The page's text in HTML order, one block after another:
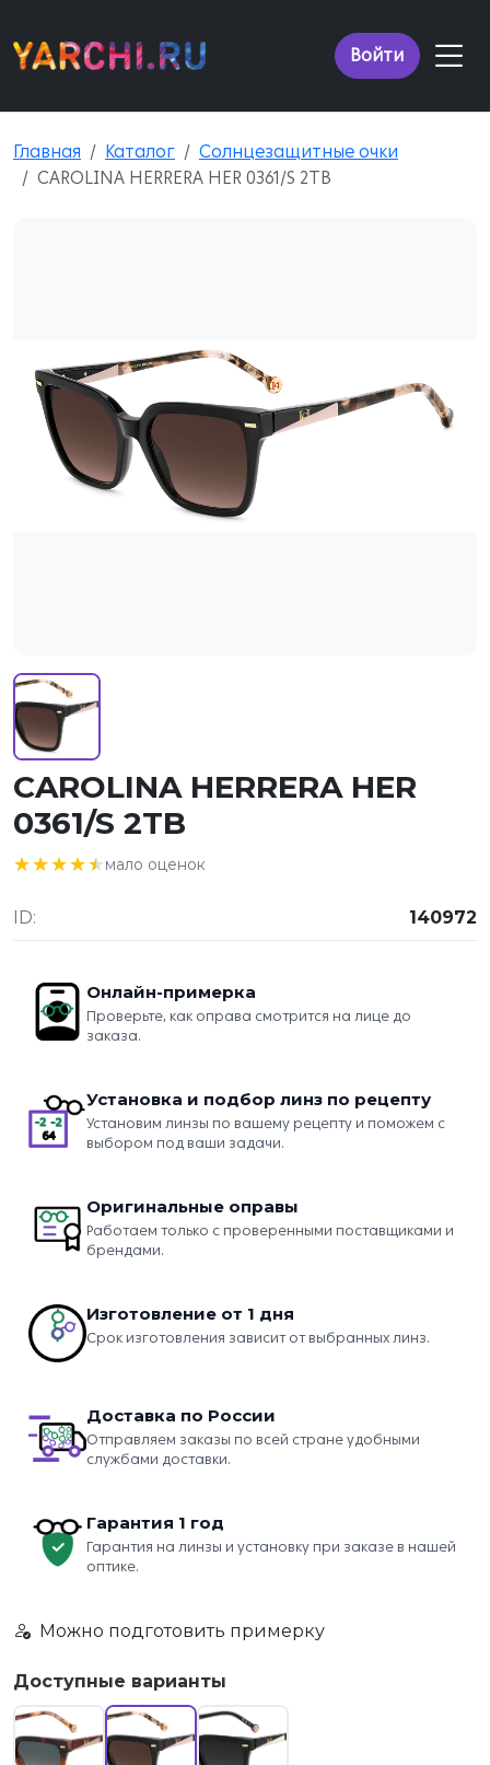
Войти
Главная Каталог
Солнцезащитные очки
CAROLINA HERRERA HER 0361/S 2TB
CAROLINA HERRERA HER
0361/S 2TB
★★★★★
★★★★★мало оценок
ID: 140972
Онлайн-примерка
Проверьте, как оправа смотрится на лице до
заказа.
Установка и подбор линз по рецепту
Установим линзы по вашему рецепту и поможем с
выбором под ваши задачи.
Оригинальные оправы
Работаем только с проверенными поставщиками и
брендами.
Изготовление от 1 дня
Срок изготовления зависит от выбранных линз.
Доставка по России
Отправляем заказы по всей стране удобными
службами доставки.
Гарантия 1 год
Гарантия на линзы и установку при заказе в нашей
оптике.
Можно подготовить примерку
Доступные варианты